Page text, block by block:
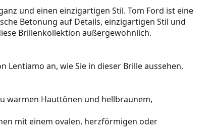
und einen einzigartigen Stil. Tom Ford ist eine
Betonung auf Details, einzigartigen Stil und
Brillenkollektion außergewöhnlich.
an, wie Sie in dieser Brille aussehen.
warmen Hauttönen und hellbraunem,
mit einem ovalen, herzförmigen oder